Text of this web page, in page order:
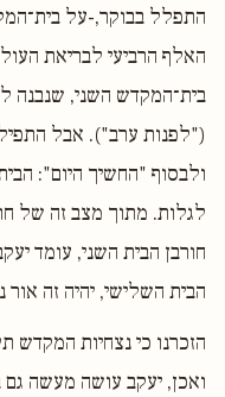
התפלל בבוקר,-על
האלף הרביעי לבריאת
בית־המקדש השני, שנבנה
("לפנות ערב"). אבל
ולבסוף "החשיך היום":
לגלות. מתוך מצב זה של
חורבן הבית השני, עומד
הבית השלישי, יהיה זה אור
הזכרנו כי נצחיות המקדש
ואכן, יעקב עושה מעשה גם